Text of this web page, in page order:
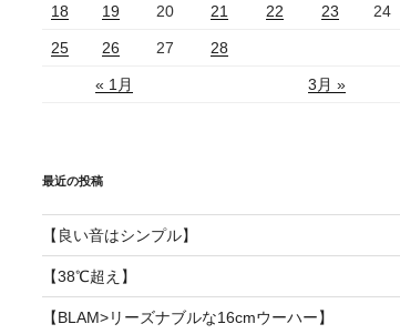
« 1月 3月 »
18 19 20 21 22 23 24
25 26 27 28
最近の投稿
【良い音はシンプル】
【38℃超え】
【BLAM>リーズナブルな16cmウーハー】